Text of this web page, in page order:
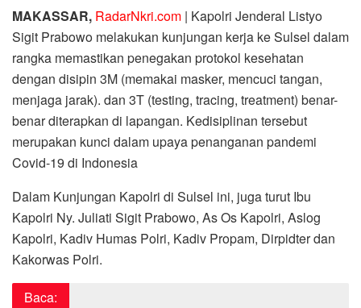
MAKASSAR, RadarNkri.com | Kapolri Jenderal Listyo
Sigit Prabowo melakukan kunjungan kerja ke Sulsel dalam
rangka memastikan penegakan protokol kesehatan
dengan disipin 3M (memakai masker, mencuci tangan,
menjaga jarak). dan 3T (testing, tracing, treatment) benar-
benar diterapkan di lapangan. Kedisiplinan tersebut
merupakan kunci dalam upaya penanganan pandemi
Covid-19 di Indonesia
Dalam Kunjungan Kapolri di Sulsel ini, juga turut Ibu
Kapolri Ny. Juliati Sigit Prabowo, As Os Kapolri, Aslog
Kapolri, Kadiv Humas Polri, Kadiv Propam, Dirpidter dan
Kakorwas Polri.
Baca: